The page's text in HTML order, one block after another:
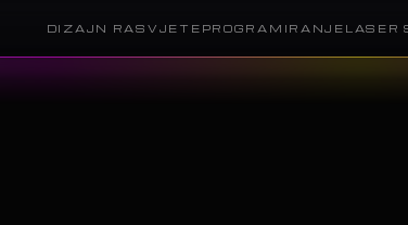
DIZAJN RASVJETE PROGRAMIRANJE LASER